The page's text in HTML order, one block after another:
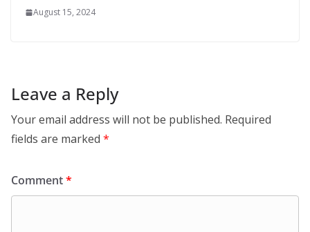
August 15, 2024
Leave a Reply
Your email address will not be published. Required
fields are marked *
Comment*